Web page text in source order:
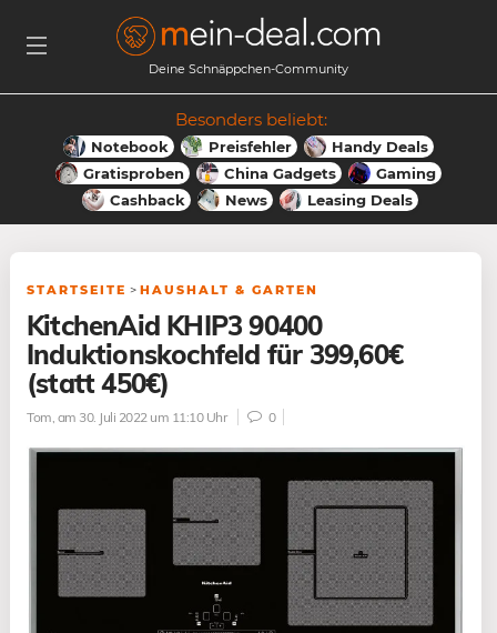
Deine Schnäppchen-Community
Besonders beliebt:
Notebook Preisfehler
Handy Deals
Gratisproben
China Gadgets
Gaming
Cashback
News Leasing Deals
STARTSEITE > HAUSHALT & GARTEN
KitchenAid KHIP3 90400
Induktionskochfeld für 399,60€
(statt 450€)
Tom, am 30. Juli 2022 um 11:10 Uhr 0